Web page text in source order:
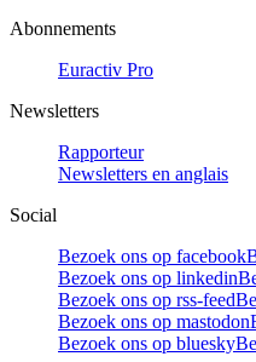
Abonnements
Euractiv Pro
Newsletters
Rapporteur
Newsletters en anglais
Social
Bezoek ons op facebook
Bezoek ons op linkedin
Bezoek ons op rss-feed
Bezoek ons op mastodon
Bezoek ons op bluesky